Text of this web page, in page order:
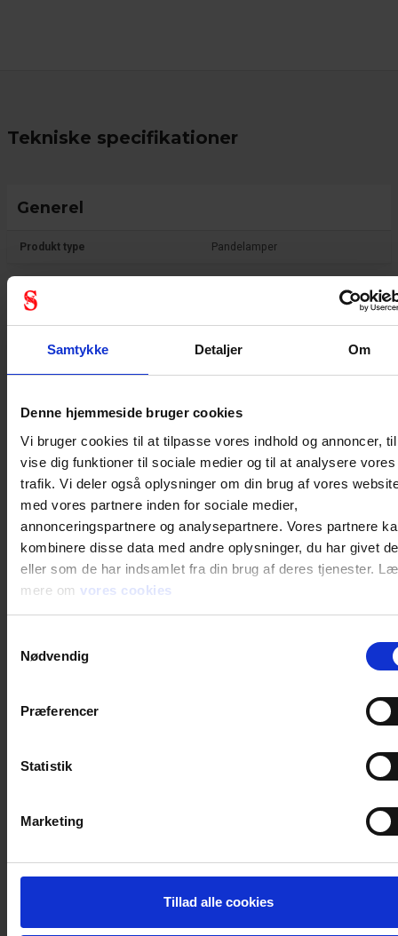
Samtykke Detaljer Om
Denne hjemmeside bruger cookies
Vi bruger cookies til at tilpasse vores indhold og annoncer,
vise dig funktioner til sociale medier og til at analysere vores
trafik. Vi deler også oplysninger om din brug af vores
med vores partnere inden for sociale medier,
annonceringspartnere og analysepartnere. Vores partnere
kombinere disse data med andre oplysninger, du har givet
eller som de har indsamlet fra din brug af deres tjenester.
mere om vores cookies
Nødvendig
Præferencer
Statistik
Marketing
Tillad alle cookies
Tekniske specifikationer
Generel
Produkt type Pandelamper